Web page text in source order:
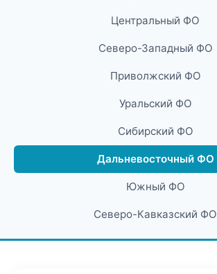
Центральный ФО
Северо-Западный ФО
Приволжский ФО
Уральский ФО
Сибирский ФО
Дальневосточный ФО
Южный ФО
Северо-Кавказский ФО